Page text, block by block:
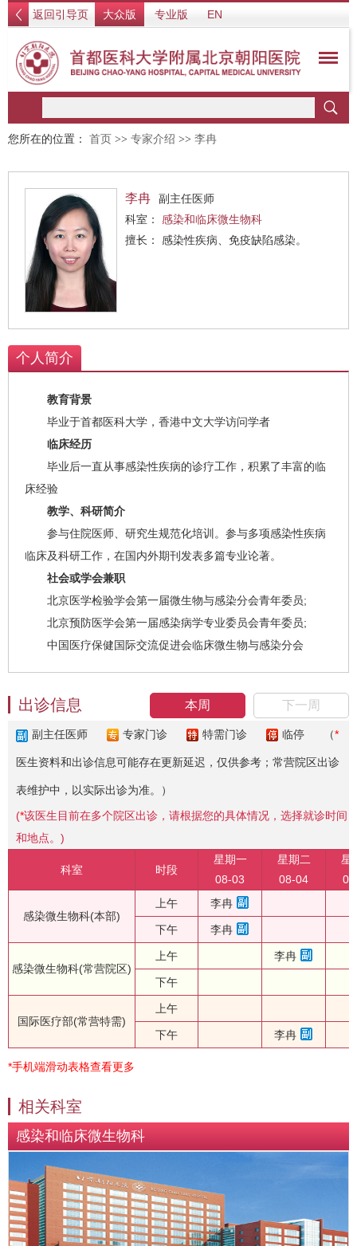
返回引导页 大众版 专业版 EN
您所在的位置： 首页 >> 专家介绍 >> 李冉
李冉
副主任医师
科室： 感染和临床微生物科
擅长： 感染性疾病、免疫缺陷感染。
个人简介
教育背景
毕业于首都医科大学，香港中文大学访问学者
临床经历
毕业后一直从事感染性疾病的诊疗工作，积累了丰富的临
床经验
教学、科研简介
参与住院医师、研究生规范化培训。参与多项感染性疾病
临床及科研工作，在国内外期刊发表多篇专业论著。
社会或学会兼职
北京医学检验学会第一届微生物与感染分会青年委员;
北京预防医学会第一届感染病学专业委员会青年委员;
中国医疗保健国际交流促进会临床微生物与感染分会
本周 下一周
出诊信息
副主任医师 专家门诊 特需门诊 临停 （*
医生资料和出诊信息可能存在更新延迟，仅供参考；常营院区出诊
表维护中，以实际出诊为准。）
(*该医生目前在多个院区出诊，请根据您的具体情况，选择就诊时间
和地点。)
科室 时段
星期一
08-03
星期二
08-04
星
感染微生物科(本部)
上午 李冉
下午 李冉
感染微生物科(常营院区)
上午 李冉
下午
国际医疗部(常营特需)
上午
下午 李冉
*手机端滑动表格查看更多
相关科室
感染和临床微生物科